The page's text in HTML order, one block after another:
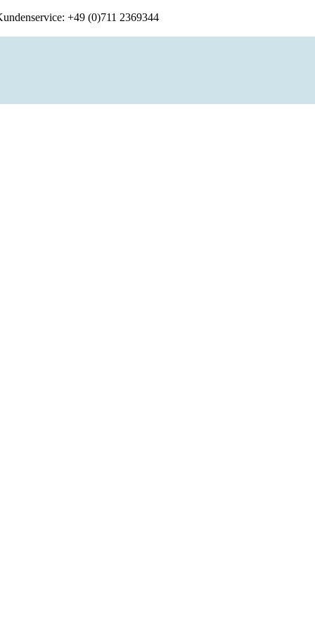
+49 (0)711 2369344